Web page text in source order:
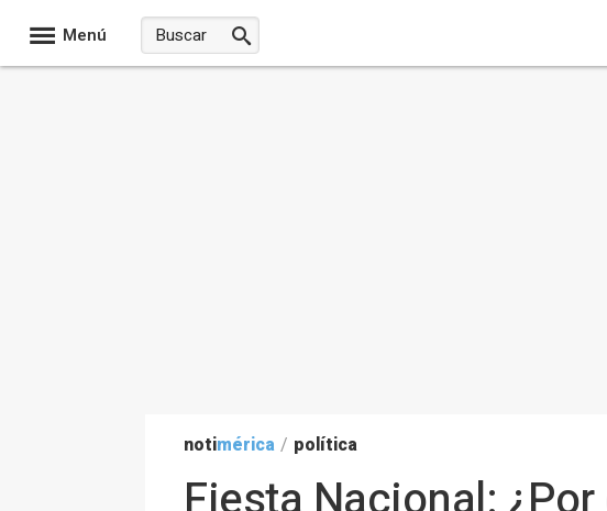
Menú
notimérica / política